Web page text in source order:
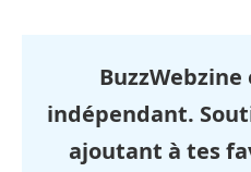
indépendant.
ajoutant à tes